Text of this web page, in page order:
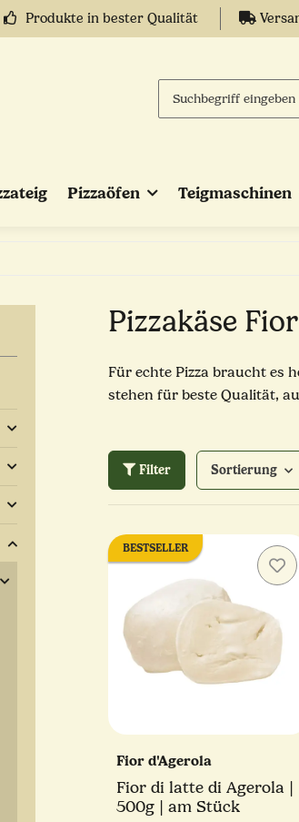
Produkte in bester Qualität
Pizzaöfen Teigmaschinen
Pizzakäse
Für echte Pizza braucht es
stehen für beste Qualität,
Filter Sortierung
BESTSELLER
Fior d'Agerola
Fior di latte di Agerola |
500g | am Stück